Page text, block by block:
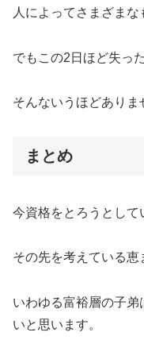
人によってさまざまな
でもこの2日ほど失っ
そんないうほどありま
まとめ
今資格をとろうとして
その先を考えている恵
いわゆる富裕層の子
いと思います。